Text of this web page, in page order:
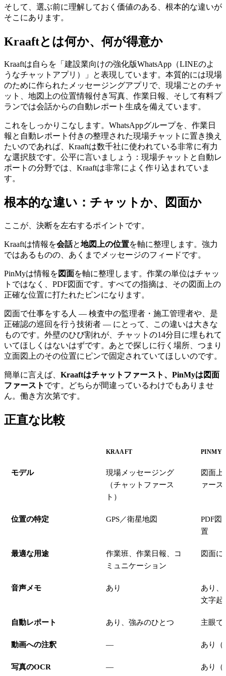
そして、選ぶ前に理解しておく価値のある、根本的な違いが
そこにあります。
Kraaftとは何か、何が得意か
Kraaftは自らを「建設業向けの強化版WhatsApp（LINEのよ
うなチャットアプリ）」と表現しています。本質的には現場
のために作られたメッセージングアプリで、現場ごとのチャ
ット、地図上の位置情報付き写真、作業日報、そして有料プ
ランでは会話からの自動レポート生成を備えています。
これをしっかりこなします。WhatsAppグループを、作業日
報と自動レポート付きの整理された現場チャットに置き換え
たいのであれば、Kraaftは数千社に使われている非常に有力
な選択肢です。公平に言いましょう：現場チャットと自動レ
ポートの分野では、Kraaftは非常によく作り込まれていま
す。
根本的な違い：チャットか、図面か
ここが、決断を左右するポイントです。
Kraaftは情報を会話と地図上の位置を軸に整理します。強力
ではあるものの、あくまでメッセージのフィードです。
PinMyは情報を 図面を軸に整理します。作業の単位はチャッ
トではなく、PDF図面です。すべての指摘は、その図面上の
正確な位置に打たれたピンになります。
図面で仕事をする人 ― 検査中の監理者・施工管理者や、是
正確認の巡回を行う技術者 ― にとって、この違いは大きな
ものです。外壁のひび割れが、チャットの14分目に埋もれて
いてほしくはないはずです。あとで探しに行く場所、つまり
立面図上のその位置にピンで固定されていてほしいのです。
簡単に言えば、 Kraaftはチャットファースト、PinMyは図面
ファースト です。どちらが間違っているわけでもありませ
ん。働き方次第です。
正直な比較
KRAAFT PINMY
モデル
現場メッセージング
（チャットファース
ト）
図面上
ァース
位置の特定 GPS／衛星地図
PDF図
置
最適な用途
作業班、作業日報、コ
ミュニケーション
図面に
音声メモ あり
あり、
文字起
自動レポート あり、強みのひとつ 主眼で
動画への注釈 — あり（
写真のOCR — あり（